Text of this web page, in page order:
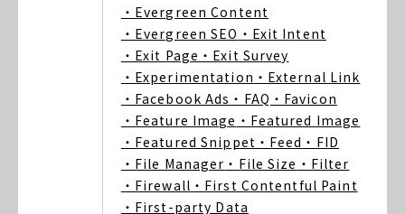
・Evergreen Content
・Evergreen SEO ・Exit Intent
・Exit Page ・Exit Survey
・Experimentation ・External Link
・Facebook Ads ・FAQ ・Favicon
・Feature Image ・Featured Image
・Featured Snippet ・Feed ・FID
・File Manager ・File Size ・Filter
・Firewall ・First Contentful Paint
・First-party Data